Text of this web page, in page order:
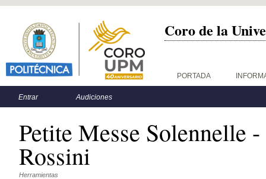
Coro de la
Menú principal PORTADA
Menú secundario
Entrar Audiciones
Petite Messe Solennelle
Rossini
Herramientas